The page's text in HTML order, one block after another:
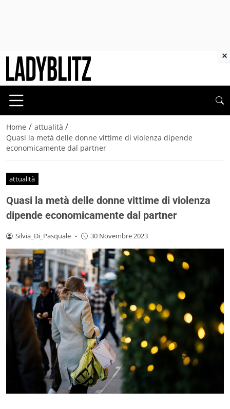
Home / attualità /
Quasi la metà delle donne vittime di violenza dipende
economicamente dal partner
attualità
Quasi la metà delle donne vittime di violenza
dipende economicamente dal partner
Silvia_Di_Pasquale - 30 Novembre 2023
×